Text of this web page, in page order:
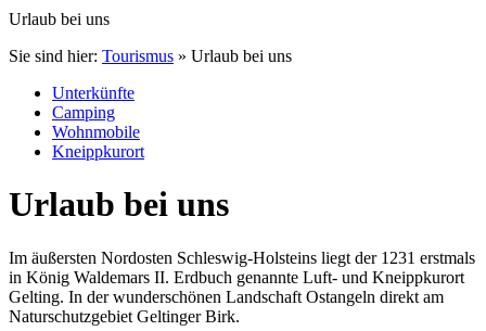
Urlaub bei uns
Sie sind hier: Tourismus » Urlaub bei uns
Unterkünfte
Camping
Wohnmobile
Kneippkurort
Urlaub bei uns
Im äußersten Nordosten Schleswig-Holsteins liegt der 1231 erstmals
in König Waldemars II. Erdbuch genannte Luft- und Kneippkurort
Gelting. In der wunderschönen Landschaft Ostangeln direkt am
Naturschutzgebiet Geltinger Birk.